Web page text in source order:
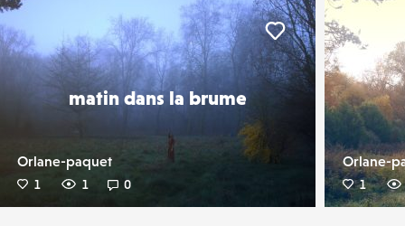
matin dans la brume
Orlane-paquet
1 1 0
Liker
Orlane-
1